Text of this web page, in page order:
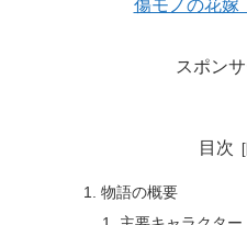
傷モノの花
スポン
目次
物語の概要